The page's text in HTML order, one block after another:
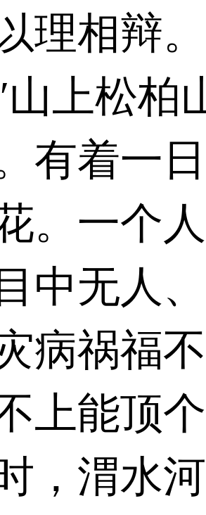
理相辩
山上松柏
有着一
。一个
中无人
病祸福
上能顶
，渭水